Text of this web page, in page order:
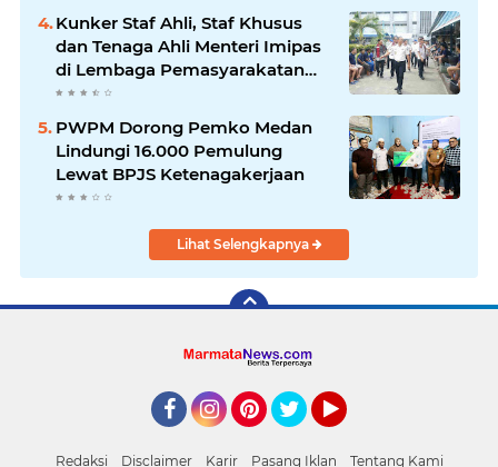
Kunker Staf Ahli, Staf Khusus
dan Tenaga Ahli Menteri Imipas
di Lembaga Pemasyarakatan
Kelas I Medan: Pelayanan Prima
PWPM Dorong Pemko Medan
Lindungi 16.000 Pemulung
Lewat BPJS Ketenagakerjaan
Lihat Selengkapnya
Redaksi Disclaimer Karir Pasang Iklan Tentang Kami